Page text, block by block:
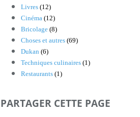
Livres (12)
Cinéma (12)
Bricolage (8)
Choses et autres (69)
Dukan (6)
Techniques culinaires (1)
Restaurants (1)
PARTAGER CETTE PAGE